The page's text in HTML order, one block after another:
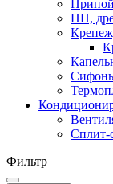
ПП,
Сплит-
Фильтр